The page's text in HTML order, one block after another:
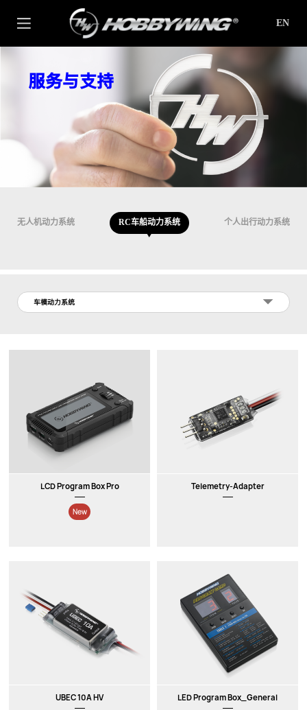
EN
服务与支持
无人机动力系统 RC车船动力系统 个人出行动力系统
车模动力系统
LCD Program Box Pro
New
Telemetry-Adapter
UBEC 10A HV LED Program Box_General